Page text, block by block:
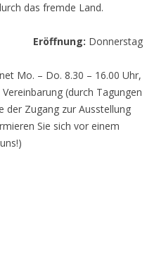
das fremde Land.
Eröffnung: Donnerstag
Mo. – Do. 8.30 – 16.00 Uhr,
(durch Tagungen
der Zugang zur Ausstellung
Sie sich vor einem